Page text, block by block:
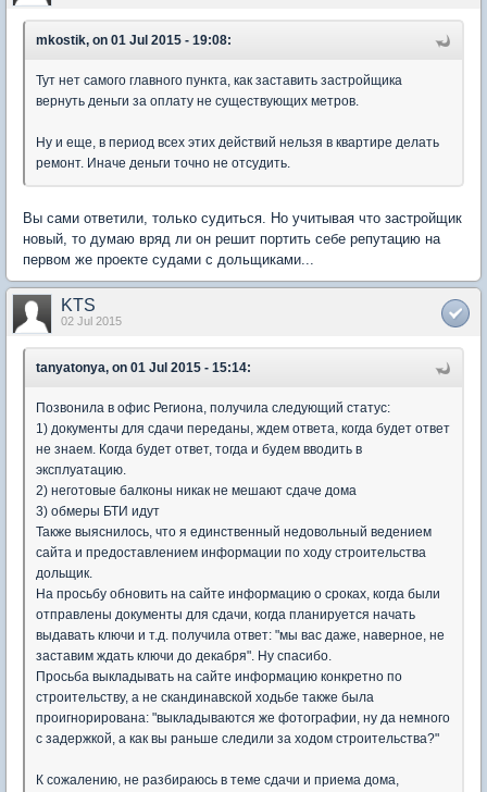
mkostik, on 01 Jul 2015 - 19:08:
Тут нет самого главного пункта, как заставить застройщика
вернуть деньги за оплату не существующих метров.
Ну и еще, в период всех этих действий нельзя в квартире делать
ремонт. Иначе деньги точно не отсудить.
Вы сами ответили, только судиться. Но учитывая что застройщик
новый, то думаю вряд ли он решит портить себе репутацию на
первом же проекте судами с дольщиками...
KTS
02 Jul 2015
tanyatonya, on 01 Jul 2015 - 15:14:
Позвонила в офис Региона, получила следующий статус:
1) документы для сдачи переданы, ждем ответа, когда будет ответ
не знаем. Когда будет ответ, тогда и будем вводить в
эксплуатацию.
2) неготовые балконы никак не мешают сдаче дома
3) обмеры БТИ идут
Также выяснилось, что я единственный недовольный ведением
сайта и предоставлением информации по ходу строительства
дольщик.
На просьбу обновить на сайте информацию о сроках, когда были
отправлены документы для сдачи, когда планируется начать
выдавать ключи и т.д. получила ответ: "мы вас даже, наверное, не
заставим ждать ключи до декабря". Ну спасибо.
Просьба выкладывать на сайте информацию конкретно по
строительству, а не скандинавской ходьбе также была
проигнорирована: "выкладываются же фотографии, ну да немного
с задержкой, а как вы раньше следили за ходом строительства?"
К сожалению, не разбираюсь в теме сдачи и приема дома,